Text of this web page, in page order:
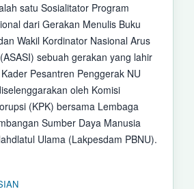
satu Sosialitator Program
dari Gerakan Menulis Buku
Wakil Kordinator Nasional Arus
sebuah gerakan yang lahir
Pesantren Penggerak NU
oleh Komisi
(KPK) bersama Lembaga
Sumber Daya Manusia
Ulama (Lakpesdam PBNU).